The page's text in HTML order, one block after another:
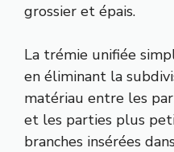
grossier et épais.
La trémie unifiée
en éliminant la
matériau entre les
et les parties plus
branches insérées